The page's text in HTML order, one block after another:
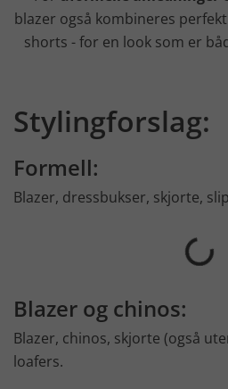
blazer også kombineres
shorts - for en look som er
Stylingforslag:
Formell:
Blazer, dressbukser, skjorte,
Blazer og chinos:
Blazer, chinos, skjorte (også
loafers.